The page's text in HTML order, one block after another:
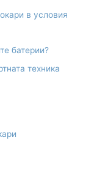
в условия
батерии?
техника